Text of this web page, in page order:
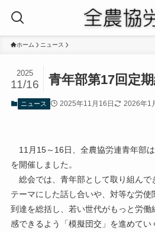
ホーム ニュース
青年部第17回定
2025
11/16
ニュース 2025年11月16日 2026年1
11月15～16日、全農協労連青年部
を開催しました。
総会では、青年部として取り組んで
テーマにした話し合いや、対等な労
到達を総括し、若い世代がもっと労
感できるよう「模擬団交」を進めてい